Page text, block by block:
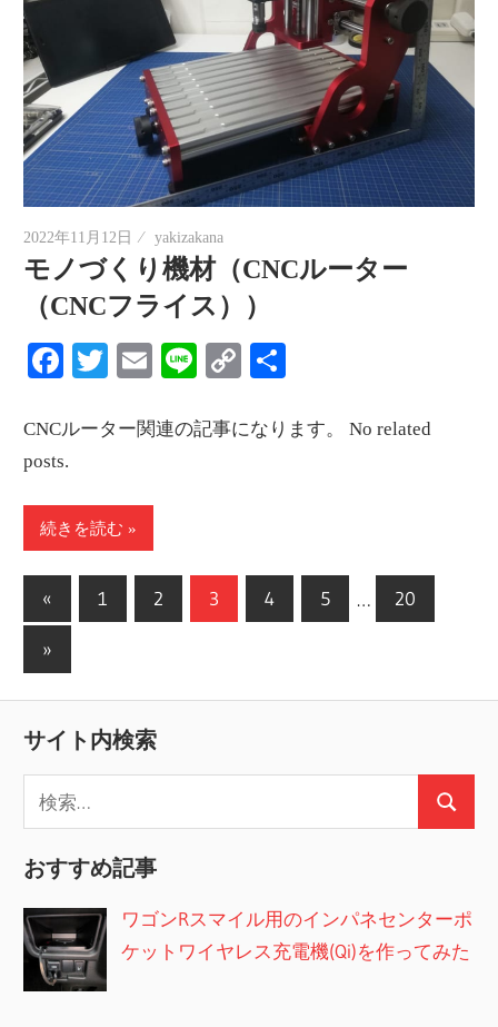
2022年11月12日 yakizakana
モノづくり機材（CNCルーター
（CNCフライス））
Facebook
Twitter
EmailLineCopy
CNCルーター関連の記事になります。 No related
posts.
続きを読む
投
稿
の
ペ
ー
ジ
送
り
«
の
事
1 2 3 4 5 … 20
次
の
事
»
サイト内検索
索:
検
おすすめ記事
ワゴンRスマイル用のインパネセンターポ
ケットワイヤレス充電機(Qi)を作ってみた